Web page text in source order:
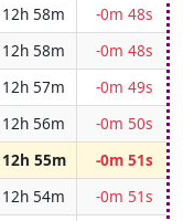
12h 58m
-0m 48s
12h 58m
-0m 48s
12h 57m
-0m 49s
12h 56m
-0m 50s
12h 55m
-0m 51s
12h 54m
-0m 51s